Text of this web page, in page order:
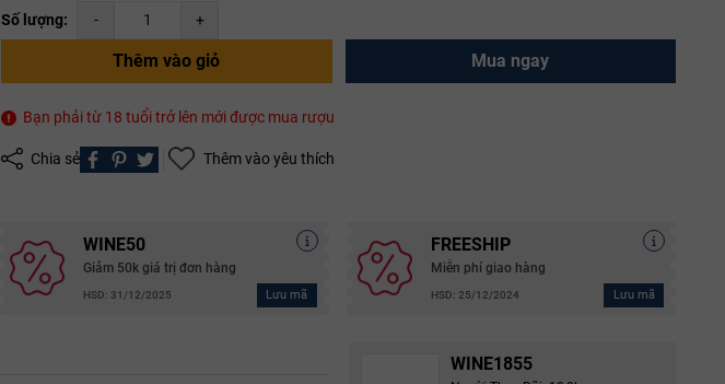
Số lượng: - +
Thêm vào giỏ Mua ngay
Bạn phải từ 18 tuổi trở lên mới được mua rượu
Chia sẻ Thêm vào yêu thích
WINE50
Giảm 50k giá trị đơn hàng
HSD: 31/12/2025 Lưu mã
FREESHIP
Miễn phí giao hàng
HSD: 25/12/2024 Lưu mã
WINE1855